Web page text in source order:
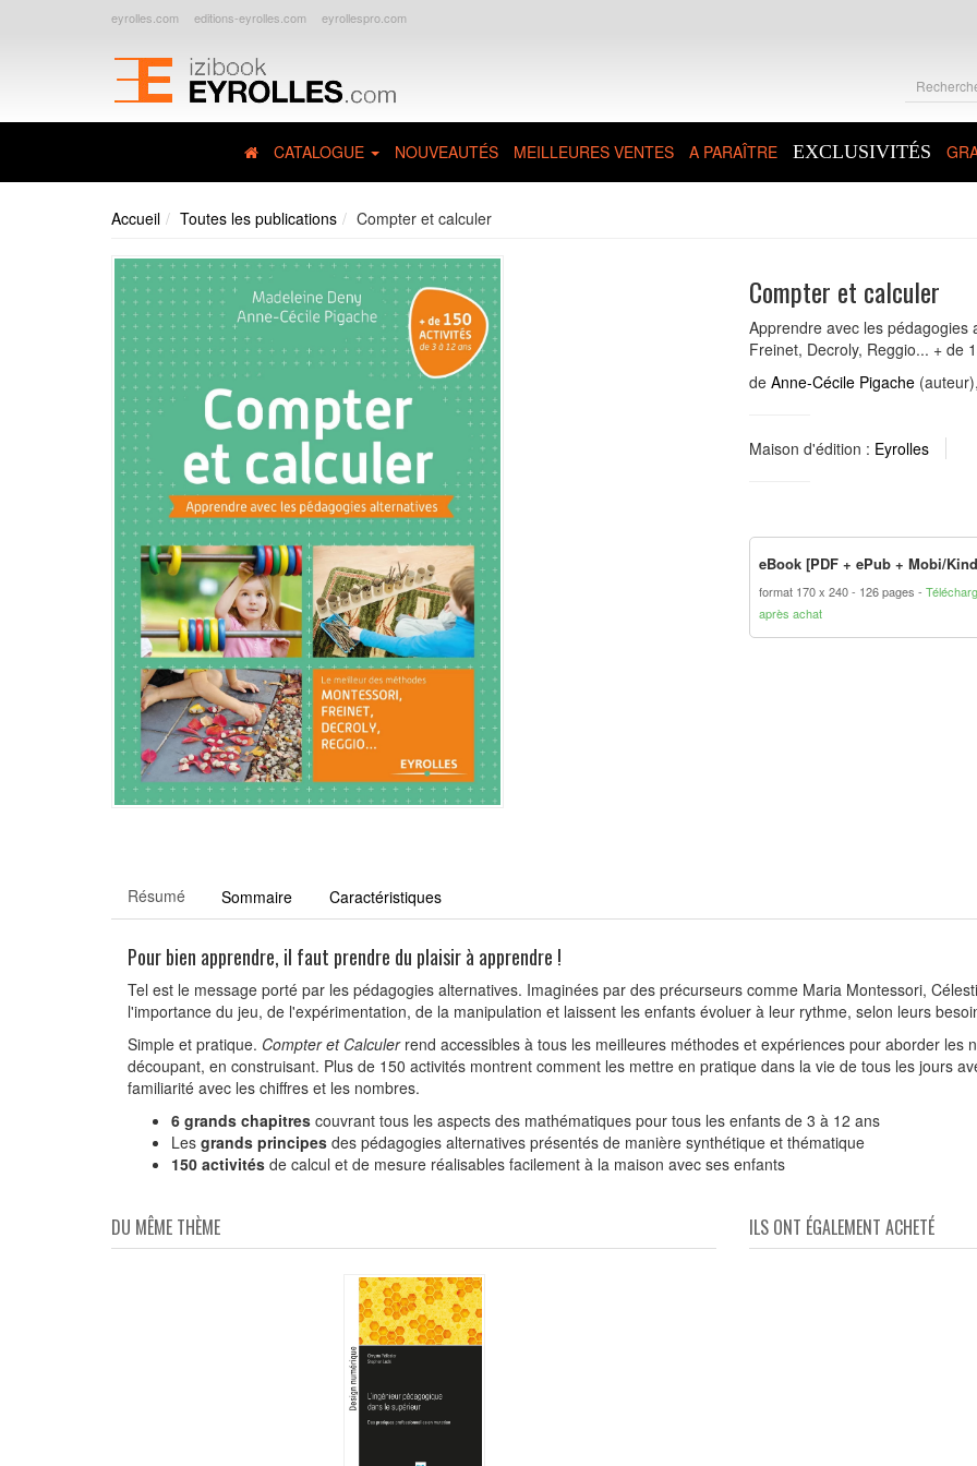
eyrolles.com editions-eyrolles.com eyrollespro.com
CATALOGUE NOUVEAUTÉS MEILLEURES VENTES A PARAÎTRE EXCLUSIVITÉS
Accueil Toutes les publications Compter et calculer
Compter et calculer
Apprendre avec les pédagogies
Freinet, Decroly, Reggio... + de
de Anne-Cécile Pigache (auteur),
Maison d'édition : Eyrolles
eBook [PDF + ePub + Mobi/
format 170 x 240 126 pages
après achat
Résumé Sommaire Caractéristiques
Pour bien apprendre, il faut prendre du plaisir à apprendre !
Tel est le message porté par les pédagogies alternatives. Imaginées par des précurseurs comme Maria Montessori,
l'importance du jeu, de l'expérimentation, de la manipulation et laissent les enfants évoluer à leur rythme, selon leurs
Simple et pratique. Compter et Calculerrend accessibles à tous les meilleures méthodes et expériences pour aborder les
découpant, en construisant. Plus de 150 activités montrent comment les mettre en pratique dans la vie de tous les jours
familiarité avec les chiffres et les nombres.
6 grands chapitres couvrant tous les aspects des mathématiques pour tous les enfants de 3 à 12 ans
Les grands principes des pédagogies alternatives présentés de manière synthétique et thématique
150 activités de calcul et de mesure réalisables facilement à la maison avec ses enfants
DU MÊME THÈME ILS ONT ÉGALEMENT ACHETÉ